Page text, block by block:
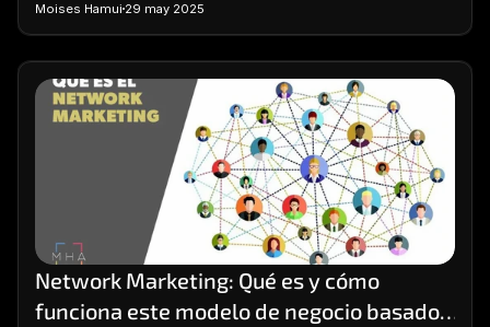
primer (y a veces único) punto de contacto que tienes
para captar la atención del lector. Puede parecer una
línea de texto más, pero es el anzuelo que decide si el
mensaje será ignorado, eliminado o abierto con interés.
Moises Hamui 29 may 2025
Network Marketing: Qué es y cómo
funciona este modelo de negocio basado